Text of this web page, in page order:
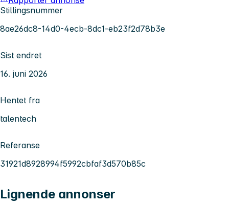
Stillingsnummer
8ae26dc8-14d0-4ecb-8dc1-eb23f2d78b3e
Sist endret
16. juni 2026
Hentet fra
talentech
Referanse
31921d8928994f5992cbfaf3d570b85c
Lignende annonser